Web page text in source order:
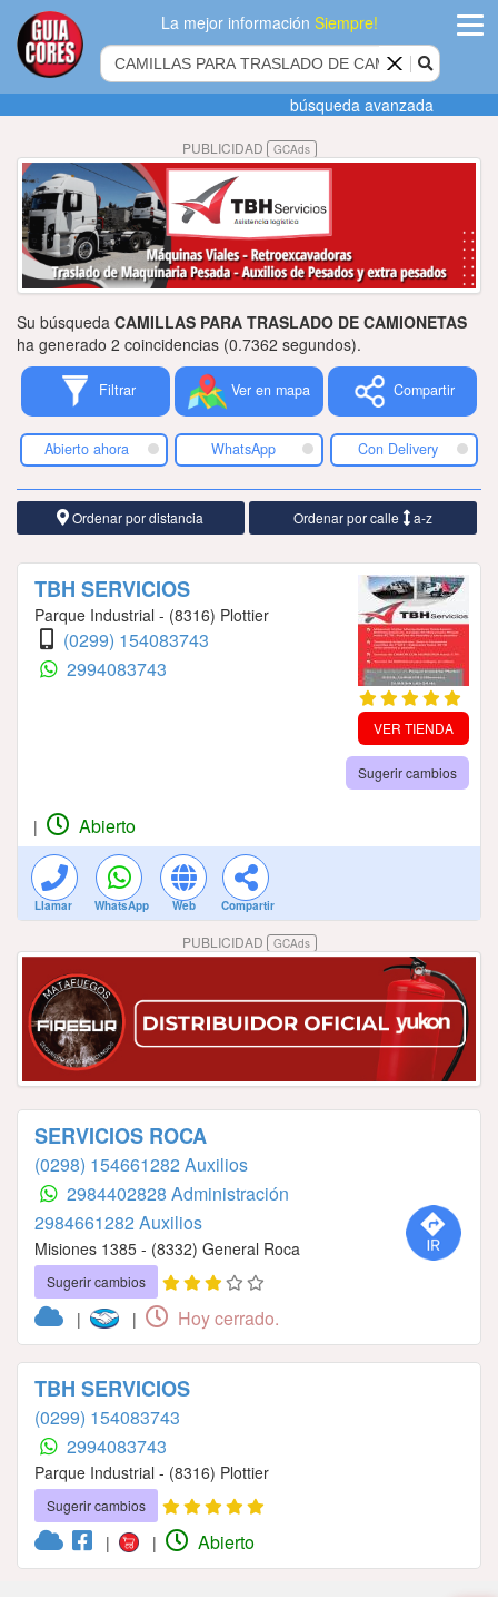
La mejor informaciónSiempre!
Agregar
empresa
datos
Publicidad
Tiendacores
Contactenos
búsqueda avanzada
PUBLICIDAD GCAds
Su búsqueda CAMILLAS PARA TRASLADO DE CAMIONETAS
ha generado 2 coincidencias (0.7362 segundos).
Filtrar Ver en mapa Compartir
Abierto ahora WhatsApp Con Delivery
Ordenar por distancia Ordenar por calle a-z
TBH SERVICIOS
Parque Industrial - (8316) Plottier
(0299) 154083743
2994083743
VER TIENDA
Sugerir cambios
| Abierto
Llamar WhatsApp Web Compartir
PUBLICIDAD GCAds
SERVICIOS ROCA
(0298) 154661282 Auxilios
2984402828 Administración
2984661282 Auxilios
Misiones 1385 - (8332) General Roca
Sugerir cambios
| | Hoy cerrado.
TBH SERVICIOS
(0299) 154083743
2994083743
Parque Industrial - (8316) Plottier
Sugerir cambios
| | Abierto